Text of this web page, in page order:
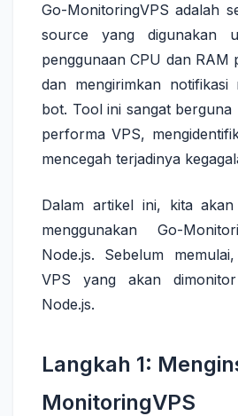
Go-MonitoringVPS adalah
source yang digunakan
penggunaan CPU dan RAM
dan mengirimkan notifikasi
bot. Tool ini sangat berguna
performa VPS,
mencegah terjadinya
Dalam artikel ini, kita
menggunakan Go-
Node.js. Sebelum
VPS yang akan
Node.js.
Langkah 1:
MonitoringVPS